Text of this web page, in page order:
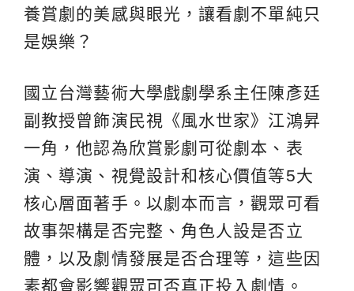
養賞劇的美感與眼光，讓看劇不單純只
是娛樂？
國立台灣藝術大學戲劇學系主任陳彥廷
副教授曾飾演民視《風水世家》江鴻昇
一角，他認為欣賞影劇可從劇本、表
演、導演、視覺設計和核心價值等5大
核心層面著手。以劇本而言，觀眾可看
故事架構是否完整、角色人設是否立
體，以及劇情發展是否合理等，這些因
素都會影響觀眾可否真正投入劇情。